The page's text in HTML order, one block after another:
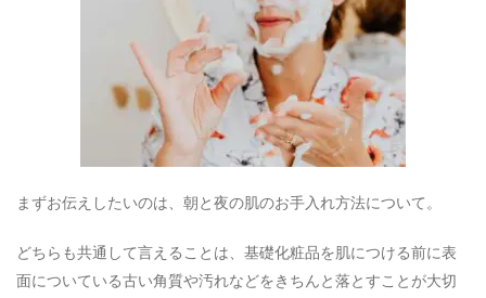
まずお伝えしたいのは、朝と夜の肌のお手入れ方法について。
どちらも共通して言えることは、基礎化粧品を肌につける前に表
面についている古い角質や汚れなどをきちんと落とすことが大切